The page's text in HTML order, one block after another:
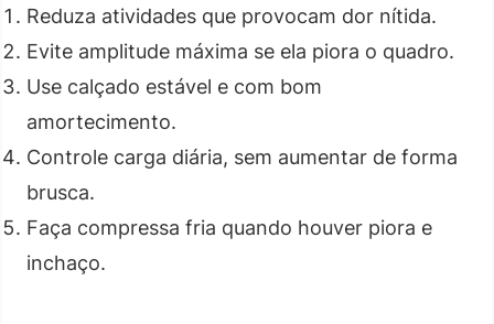
Reduza atividades que provocam dor nítida.
Evite amplitude máxima se ela piora o quadro.
Use calçado estável e com bom
amortecimento.
Controle carga diária, sem aumentar de forma
brusca.
Faça compressa fria quando houver piora e
inchaço.